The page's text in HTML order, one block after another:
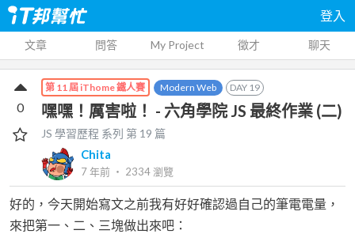
登入
文章 問答 My Project 徵才 聊天
第 11 屆 iThome 鐵人賽 Modern Web DAY 19
嘿嘿！厲害啦！ - 六角學院 JS 最終作業 (二)
JS 學習歷程 系列 第 19 篇
Chita
7 年前 ‧ 2334瀏覽
0
好的，今天開始寫文之前我有好好確認過自己的筆電電量，
來把第一、二、三塊做出來吧：